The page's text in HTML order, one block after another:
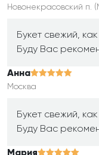
Новонекрасовский п.
Букет свежий,
Буду Вас
Анна
Москва
Букет свежий,
Буду Вас